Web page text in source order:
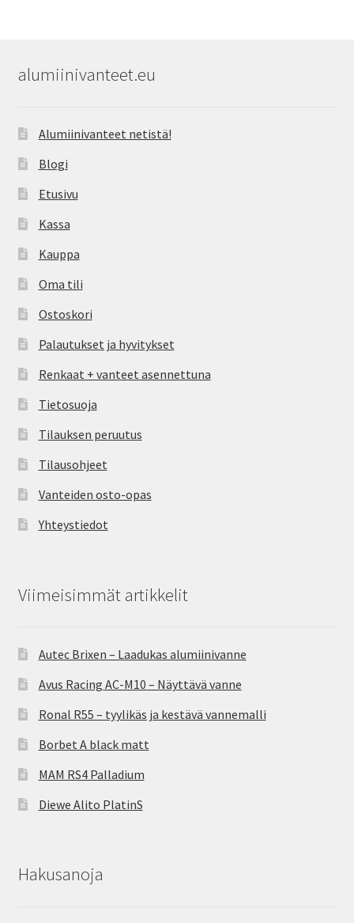
alumiinivanteet.eu
Alumiinivanteet netistä!
Blogi
Etusivu
Kassa
Kauppa
Oma tili
Ostoskori
Palautukset ja hyvitykset
Renkaat + vanteet asennettuna
Tietosuoja
Tilauksen peruutus
Tilausohjeet
Vanteiden osto-opas
Yhteystiedot
Viimeisimmät artikkelit
Autec Brixen – Laadukas alumiinivanne
Avus Racing AC-M10 – Näyttävä vanne
Ronal R55 – tyylikäs ja kestävä vannemalli
Borbet A black matt
MAM RS4 Palladium
Diewe Alito PlatinS
Hakusanoja